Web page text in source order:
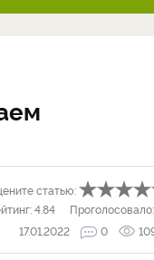
статью:
4.84 Проголосовало:
17.01.2022
0